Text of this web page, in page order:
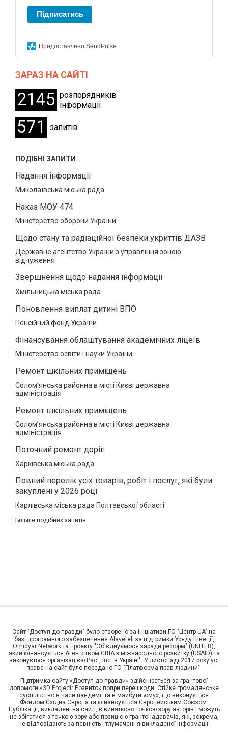
Підписатись
Предоставлено SendPulse
ЗАРАЗ НА САЙТІ
2145 розпорядників
інформації
571 запитів
ПОДІБНІ ЗАПИТИ
Надання інформації
Миколаївська міська рада
Наказ МОУ 474
Міністерство оборони України
Щодо стану та радіаційної безпеки укриттів ДАЗВ
Державне агентство України з управління зоною
відчуження
Звершнення щодо надання інформації
Хмільницька міська рада
Поновлення виплат дитині ВПО
Пенсійний фонд України
Фінансування облаштування академічних ліцеїв
Міністерство освіти і науки України
Ремонт шкільних приміщень
Солом’янська районна в місті Києві державна
адміністрація
Ремонт шкільних приміщень
Солом’янська районна в місті Києві державна
адміністрація
Поточний ремонт доріг.
Харківська міська рада
Повний перелік усіх товарів, робіт і послуг, які були
закуплені у 2026 році
Карлівська міська рада Полтавської області
Більше подібних запитів
Сайт "Доступ до правди" було створено за ініціативи ГО "Центр UA" на
базі програмного забезпечення Alaveteli за підтримки Уряду Швеції,
Omidyar Network та проекту "Об'єднуємося заради реформ" (UNITER),
який фінансується Агентством США з міжнародного розвитку (USAID) та
виконується організацією Pact, Inc. в Україні". У листопаді 2017 року усі
права на сайт було передано ГО "Платформа прав людини".
Підтримка сайту «Доступ до правди» здійснюється за грантової
допомоги «3D Project: Розвиток попри перешкоди. Стійке громадянське
суспільство в часи пандемії та в майбутньому», що виконується
Фондом Східна Європа та фінансується Європейським Союзом.
Публікації, викладені на сайті, є винятково точкою зору авторів і можуть
не збігатися з точкою зору або позицією грантонадавачів, які, зокрема,
не відповідають за певність і тлумачення викладеної інформації.